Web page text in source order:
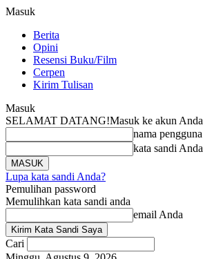
Masuk
Berita
Opini
Resensi Buku/Film
Cerpen
Kirim Tulisan
Masuk
SELAMAT DATANG!Masuk ke akun Anda
nama pengguna
kata sandi Anda
Lupa kata sandi Anda?
Pemulihan password
Memulihkan kata sandi anda
email Anda
Cari